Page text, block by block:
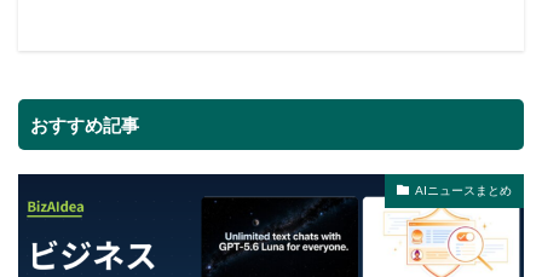
おすすめ記事
AIニュースまとめ